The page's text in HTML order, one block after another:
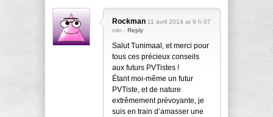
Rockman 11 avril 2014 at 9 h 07
min - Reply
Salut Tunimaal, et merci pour
tous ces précieux conseils
aux futurs PVTistes !
Étant moi-même un futur
PVTiste, et de nature
extrêmement prévoyante, je
suis en train d’amasser une